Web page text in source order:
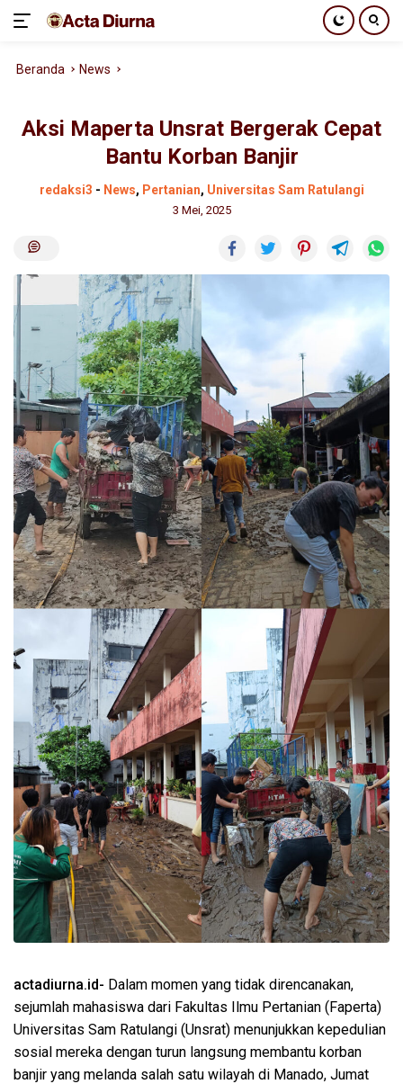
Beranda News
Aksi Maperta Unsrat Bergerak Cepat
Bantu Korban Banjir
redaksi3 - News, Pertanian, Universitas Sam Ratulangi
3 Mei, 2025
actadiurna.id- Dalam momen yang tidak direncanakan,
sejumlah mahasiswa dari Fakultas Ilmu Pertanian (Faperta)
Universitas Sam Ratulangi (Unsrat) menunjukkan kepedulian
sosial mereka dengan turun langsung membantu korban
banjir yang melanda salah satu wilayah di Manado, Jumat